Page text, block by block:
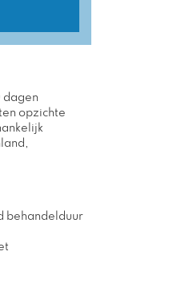
dagen
opzichte
behandelduur